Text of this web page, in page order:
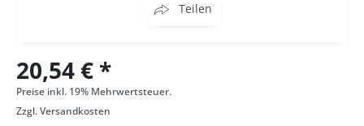
Teilen
20,54 € *
Preise inkl. 19% Mehrwertsteuer.
Zzgl.Versandkosten